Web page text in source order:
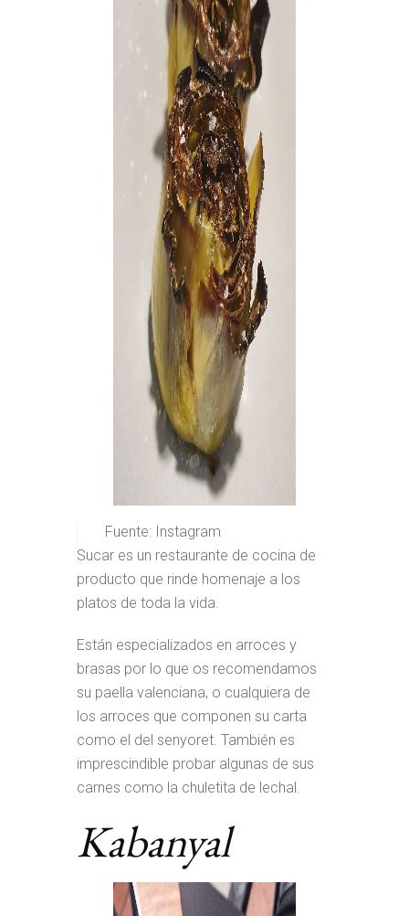
Fuente: Instagram
Sucar es un restaurante de cocina de
producto que rinde homenaje a los
platos de toda la vida.
Están especializados en arroces y
brasas por lo que os recomendamos
su paella valenciana, o cualquiera de
los arroces que componen su carta
como el del senyoret. También es
imprescindible probar algunas de sus
carnes como la chuletita de lechal.
Kabanyal